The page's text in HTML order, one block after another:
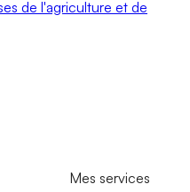
de l'agriculture et de
Mes services